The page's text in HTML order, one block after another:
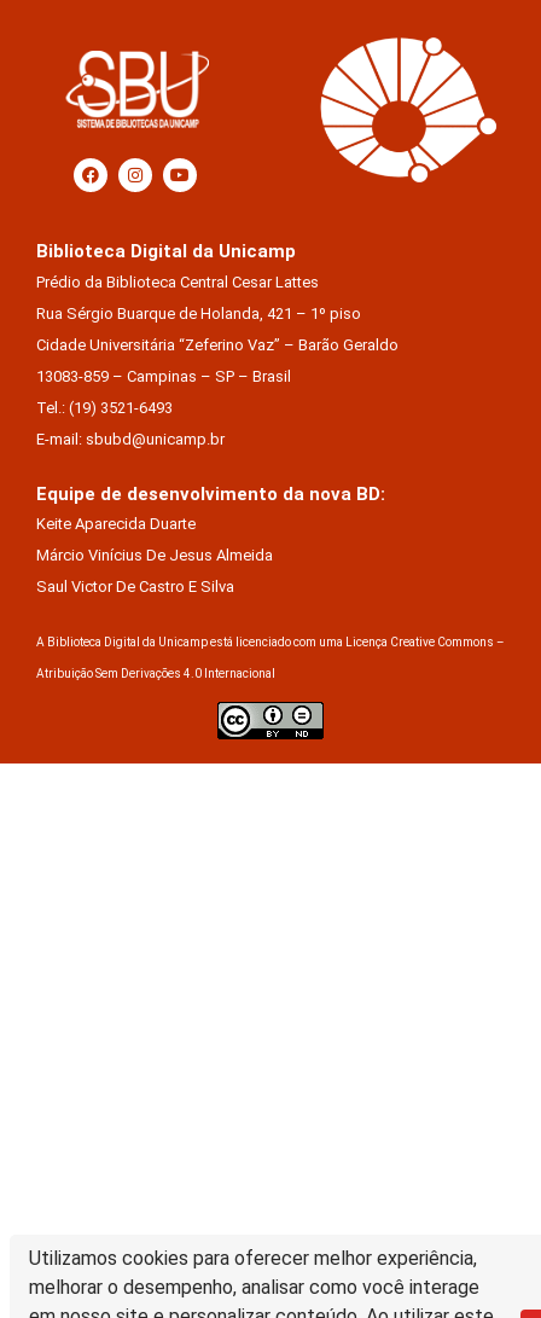
Utilizamos cookies para oferecer melhor experiência,
melhorar o desempenho, analisar como você interage
Biblioteca Digital da Unicamp
Prédio da Biblioteca Central Cesar Lattes
Rua Sérgio Buarque de Holanda, 421 – 1º piso
Cidade Universitária “Zeferino Vaz” – Barão Geraldo
13083-859 – Campinas – SP – Brasil
Tel.: (19) 3521-6493
E-mail: sbubd@unicamp.br
Equipe de desenvolvimento da nova BD:
Keite Aparecida Duarte
Márcio Vinícius De Jesus Almeida
Saul Victor De Castro E Silva
A Biblioteca Digital da Unicamp está licenciado com uma Licença Creative Commons –
Atribuição Sem Derivações 4.0 Internacional